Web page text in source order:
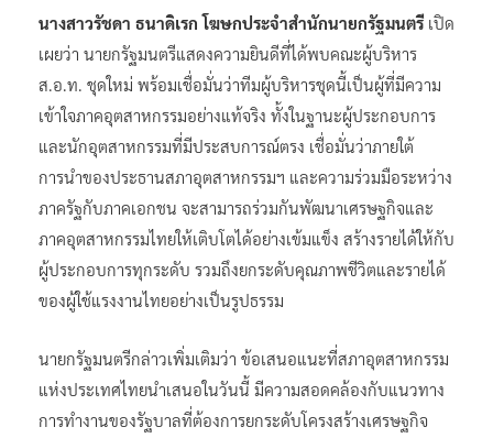
นางสาวรัชดา ธนาดิเรก โฆษกประจำสำนักนายกรัฐมนตรี เปิด
เผยว่า นายกรัฐมนตรีแสดงความยินดีที่ได้พบคณะผู้บริหาร
ส.อ.ท. ชุดใหม่ พร้อมเชื่อมั่นว่าทีมผู้บริหารชุดนี้เป็นผู้ที่มีความ
เข้าใจภาคอุตสาหกรรมอย่างแท้จริง ทั้งในฐานะผู้ประกอบการ
และนักอุตสาหกรรมที่มีประสบการณ์ตรง เชื่อมั่นว่าภายใต้
การนำของประธานสภาอุตสาหกรรมฯ และความร่วมมือระหว่าง
ภาครัฐกับภาคเอกชน จะสามารถร่วมกันพัฒนาเศรษฐกิจและ
ภาคอุตสาหกรรมไทยให้เติบโตได้อย่างเข้มแข็ง สร้างรายได้ให้กับ
ผู้ประกอบการทุกระดับ รวมถึงยกระดับคุณภาพชีวิตและรายได้
ของผู้ใช้แรงงานไทยอย่างเป็นรูปธรรม
นายกรัฐมนตรีกล่าวเพิ่มเติมว่า ข้อเสนอแนะที่สภาอุตสาหกรรม
แห่งประเทศไทยนำเสนอในวันนี้ มีความสอดคล้องกับแนวทาง
การทำงานของรัฐบาลที่ต้องการยกระดับโครงสร้างเศรษฐกิจ